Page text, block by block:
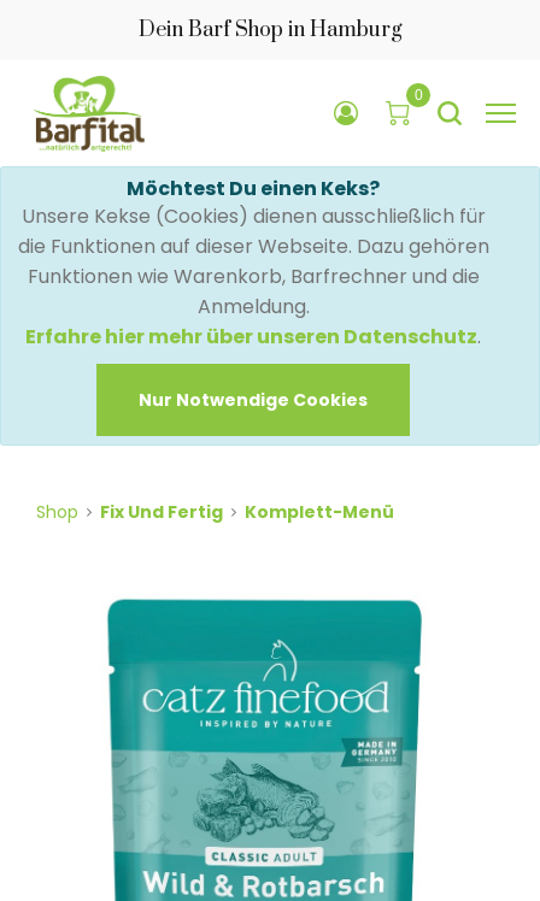
Dein Barf Shop in Hamburg
0
Möchtest Du einen Keks?
Unsere Kekse (Cookies) dienen ausschließlich für
die Funktionen auf dieser Webseite. Dazu gehören
Funktionen wie Warenkorb, Barfrechner und die
Anmeldung.
Erfahre hier mehr über unseren Datenschutz.
Nur Notwendige Cookies
Shop Fix Und Fertig Komplett-Menü